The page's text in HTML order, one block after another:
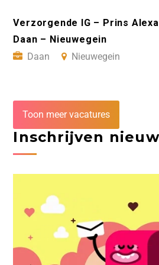
Verzorgende IG – Prins
Daan – Nieuwegein
Daan
Nieuwegein
Toon meer vacatures
Inschrijven